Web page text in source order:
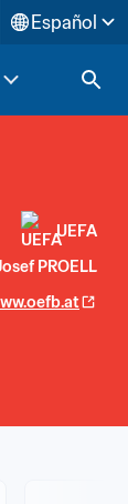
Español
INSIDE
UEFA
PROELL